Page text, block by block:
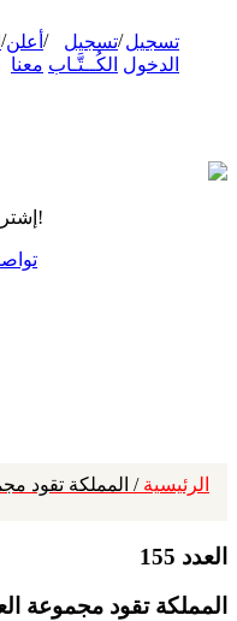
تسجيل
الدخول
/تسجيل
الكُــتَّـاب
/ أعلن
معنا
/
إشترك الآن!
الرئيسية / المملكة تقود
العدد 155
المملكة تقود مجموعة